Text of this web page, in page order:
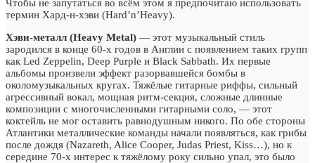
Чтобы не запутаться во всём этом я предпочитаю использовать
термин Хард-н-хэви (Hard’n’Heavy).
Хэви-металл (Heavy Metal) — этот музыкальный стиль
зародился в конце 60-х годов в Англии с появлением таких групп
как Led Zeppelin, Deep Purple и Black Sabbath. Их первые
альбомы произвели эффект разорвавшейся бомбы в
околомузыкальных кругах. Тяжёлые гитарные риффы, сильный
агрессивный вокал, мощная ритм-секция, сложные длинные
композиции с многочисленными гитарными соло, — этот
коктейль не мог оставить равнодушным никого. По обе стороны
Атлантики металлические команды начали появляться, как грибы
после дождя (Nazareth, Alice Cooper, Judas Priest, Kiss…), но к
середине 70-х интерес к тяжёлому року сильно упал, это было